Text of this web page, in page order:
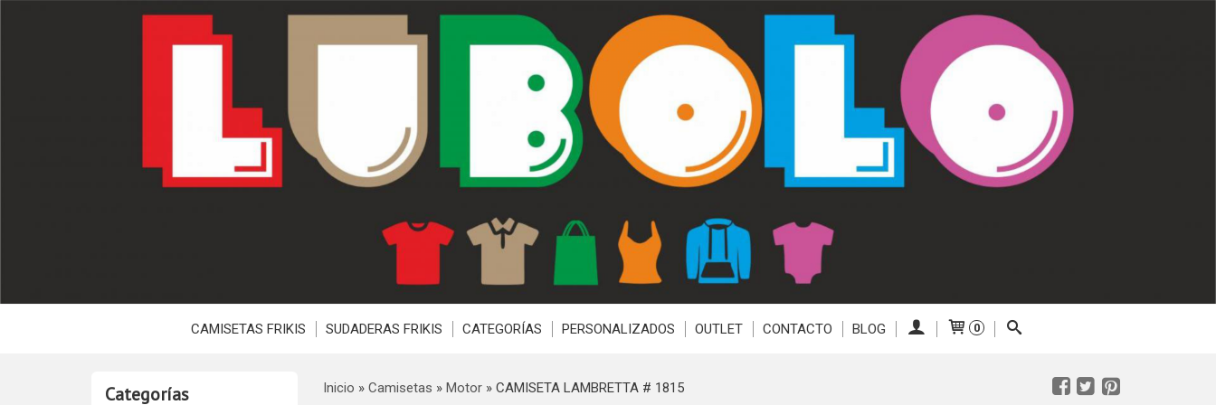
CAMISETAS FRIKIS SUDADERAS FRIKIS CATEGORÍAS PERSONALIZADOS OUTLET CONTACTO BLOG 0
Categorías Inicio » Camisetas » Motor» CAMISETA LAMBRETTA # 1815